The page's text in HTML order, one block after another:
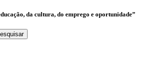
da cultura, do emprego e oportunidade”